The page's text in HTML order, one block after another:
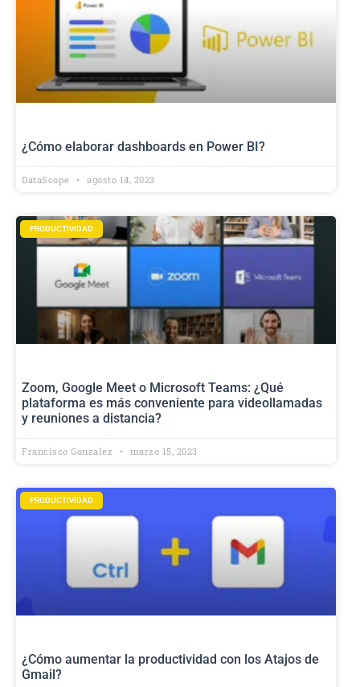
¿Cómo elaborar dashboards en Power BI?
DataScope agosto 14, 2023
PRODUCTIVIDAD
Zoom, Google Meet o Microsoft Teams: ¿Qué
plataforma es más conveniente para videollamadas
y reuniones a distancia?
Francisco Gonzalez marzo 15, 2023
PRODUCTIVIDAD
¿Cómo aumentar la productividad con los Atajos de
Gmail?